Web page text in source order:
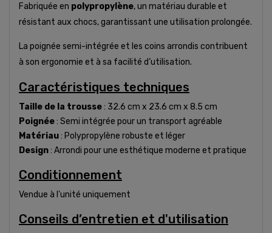
Fabriquée en polypropylène, un matériau durable et
résistant aux chocs, garantissant une utilisation prolongée.
La poignée semi-intégrée et les coins arrondis contribuent
à son ergonomie et à sa facilité d’utilisation.
Caractéristiques techniques
Taille de la trousse: 32.6 cm x 23.6 cm x 8.5 cm
Poignée: Semi intégrée pour un transport agréable
Matériau: Polypropylène robuste et léger
Design: Arrondi pour une esthétique moderne et pratique
Conditionnement
Vendue à l'unité uniquement
Conseils d’entretien et d'utilisation